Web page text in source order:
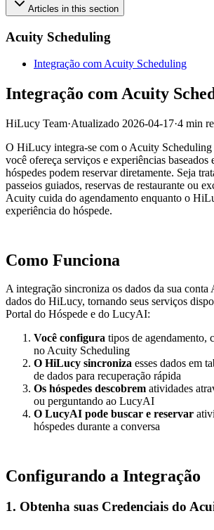
Articles in this section
Acuity Scheduling
Integração com Acuity Scheduling
Integração com Acuity
HiLucy Team·Atualizado 2026-04-17·4 min
O HiLucy integra-se com o Acuity Scheduling
você ofereça serviços e experiências baseados
hóspedes podem reservar diretamente. Seja
passeios guiados, reservas de restaurante ou
Acuity cuida do agendamento enquanto o
experiência do hóspede.
Como Funciona
A integração sincroniza os dados da sua
dados do HiLucy, tornando seus serviços
Portal do Hóspede e do LucyAI:
Você configura tipos de agendamento,
no Acuity Scheduling
O HiLucy sincroniza esses dados em
de dados para recuperação rápida
Os hóspedes descobrem atividades
ou perguntando ao LucyAI
O LucyAI pode buscar e reservar
hóspedes durante a conversa
Configurando a Integração
1. Obtenha suas Credenciais do